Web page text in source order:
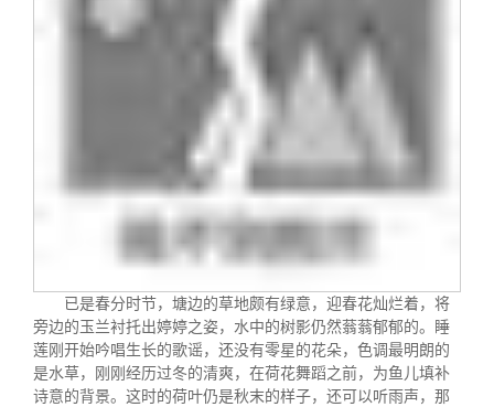
理事会名单
联系我们
已是春分时节，塘边的草地颇有绿意，迎春花灿烂着，将
旁边的玉兰衬托出婷婷之姿，水中的树影仍然蓊蓊郁郁的。睡
莲刚开始吟唱生长的歌谣，还没有零星的花朵，色调最明朗的
是水草，刚刚经历过冬的清爽，在荷花舞蹈之前，为鱼儿填补
诗意的背景。这时的荷叶仍是秋末的样子，还可以听雨声，那